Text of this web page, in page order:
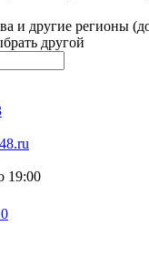
и другие регионы
другой
19:00
0